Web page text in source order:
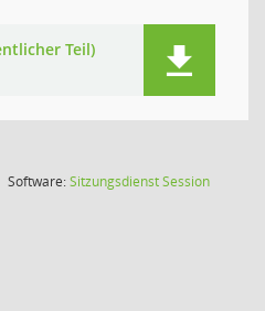
Teil)
Software:SitzungsdienstSession(Wird in